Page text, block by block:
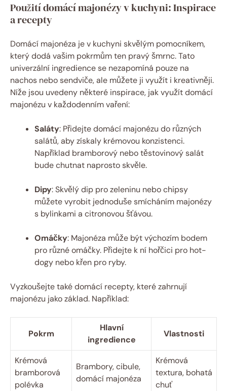
Použití domácí majonézy v kuchyni: Inspirace
a recepty
Domácí majonéza je v kuchyni skvělým pomocníkem,
který dodá vašim pokrmům ten pravý šmrnc. Tato
univerzální ingredience se nezapomíná pouze na
nachos nebo sendviče, ale můžete ji využít i kreativněji.
Níže jsou uvedeny některé inspirace, jak využít domácí
majonézu v každodenním vaření:
Saláty: Přidejte domácí majonézu do různých
salátů, aby získaly krémovou konzistenci.
Například bramborový nebo těstovinový salát
bude chutnat naprosto skvěle.
Dipy: Skvělý dip pro zeleninu nebo chipsy
můžete vyrobit jednoduše smícháním majonézy
s bylinkami a citronovou šťávou.
Omáčky: Majonéza může být výchozím bodem
pro různé omáčky. Přidejte k ní hořčici pro hot-
dogy nebo křen pro ryby.
Vyzkoušejte také domácí recepty, které zahrnují
majonézu jako základ. Například:
Pokrm
Hlavní
ingredience
Vlastnosti
Krémová
bramborová
polévka
Brambory, cibule,
domácí majonéza
Krémová
textura, bohatá
chuť